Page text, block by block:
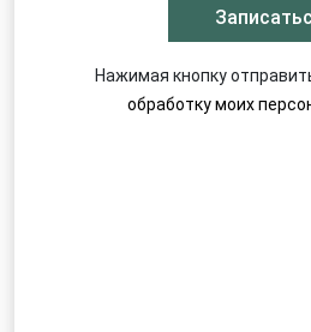
Нажимая кнопку
обработку моих